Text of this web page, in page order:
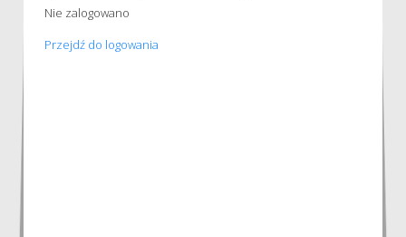
Nie zalogowano
Przejdź do logowania